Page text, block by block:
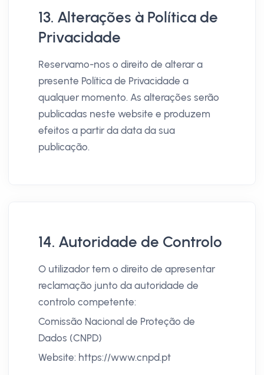
13. Alterações à Política de
Privacidade
Reservamo-nos o direito de alterar a
presente Política de Privacidade a
qualquer momento. As alterações serão
publicadas neste website e produzem
efeitos a partir da data da sua
publicação.
14. Autoridade de Controlo
O utilizador tem o direito de apresentar
reclamação junto da autoridade de
controlo competente:
Comissão Nacional de Proteção de
Dados (CNPD)
Website: https://www.cnpd.pt